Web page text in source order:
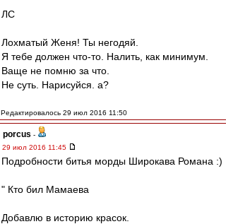
ЛС
Лохматый Женя! Ты негодяй.
Я тебе должен что-то. Налить, как минимум.
Ваще не помню за что.
Не суть. Нарисуйся. а?
Редактировалось 29 июл 2016 11:50
porcus -
29 июл 2016 11:45
Подробности битья морды Широкава Романа :)
" Кто бил Мамаева
Добавлю в историю красок.